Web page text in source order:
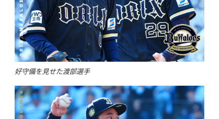
好守備を見せた渡部選手